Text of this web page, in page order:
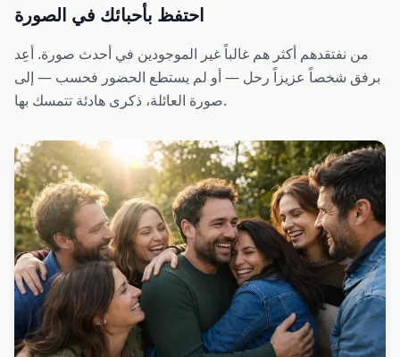
احتفظ بأحبائك في الصورة
من نفتقدهم أكثر هم غالباً غير الموجودين في أحدث صورة. أعِد
برفق شخصاً عزيزاً رحل — أو لم يستطع الحضور فحسب — إلى
صورة العائلة، ذكرى هادئة تتمسك بها.